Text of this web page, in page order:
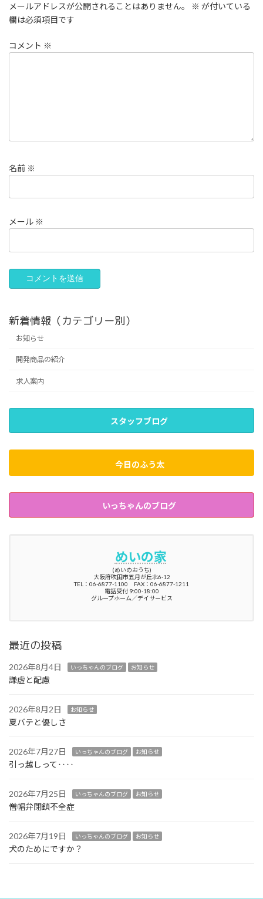
メールアドレスが公開されることはありません。 ※ が付いている
欄は必須項目です
コメント ※
名前 ※
メール ※
新着情報（カテゴリー別）
お知らせ
開発商品の紹介
求人案内
スタッフブログ
今日のふう太
いっちゃんのブログ
めいの家
(めいのおうち)
大阪府吹田市五月が丘北6-12
TEL：06-6877-1100 FAX：06-6877-1211
電話受付 9:00-18:00
グループホーム／デイサービス
最近の投稿
2026年8月4日 いっちゃんのブログ お知らせ
謙虚と配慮
2026年8月2日 お知らせ
夏バテと優しさ
2026年7月27日 いっちゃんのブログ お知らせ
引っ越しって‥‥
2026年7月25日 いっちゃんのブログ お知らせ
僧帽弁閉鎖不全症
2026年7月19日 いっちゃんのブログ お知らせ
犬のためにですか？